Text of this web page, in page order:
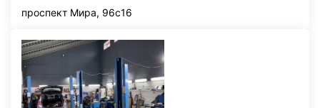
проспект Мира, 96с16